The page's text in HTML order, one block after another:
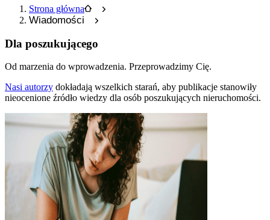
Strona główna
Wiadomości
Dla poszukującego
Od marzenia do wprowadzenia. Przeprowadzimy Cię.
Nasi autorzy dokładają wszelkich starań, aby publikacje stanowiły
nieocenione źródło wiedzy dla osób poszukujących nieruchomości.